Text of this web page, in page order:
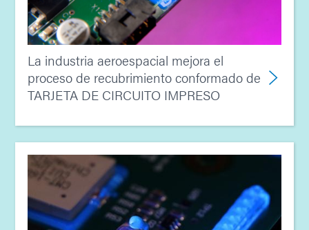
La industria aeroespacial mejora el
proceso de recubrimiento conformado de
TARJETA DE CIRCUITO IMPRESO